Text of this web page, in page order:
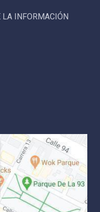
LA INFORMACIÓN